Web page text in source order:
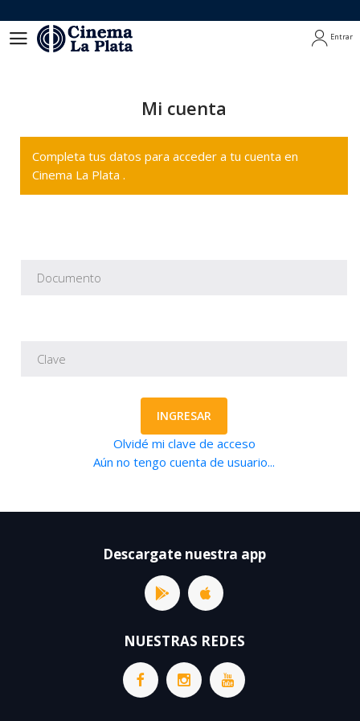
Entrar
Mi cuenta
Completa tus datos para acceder a tu cuenta en
Cinema La Plata .
INGRESAR
Olvidé mi clave de acceso
Aún no tengo cuenta de usuario...
Descargate nuestra app
NUESTRAS REDES